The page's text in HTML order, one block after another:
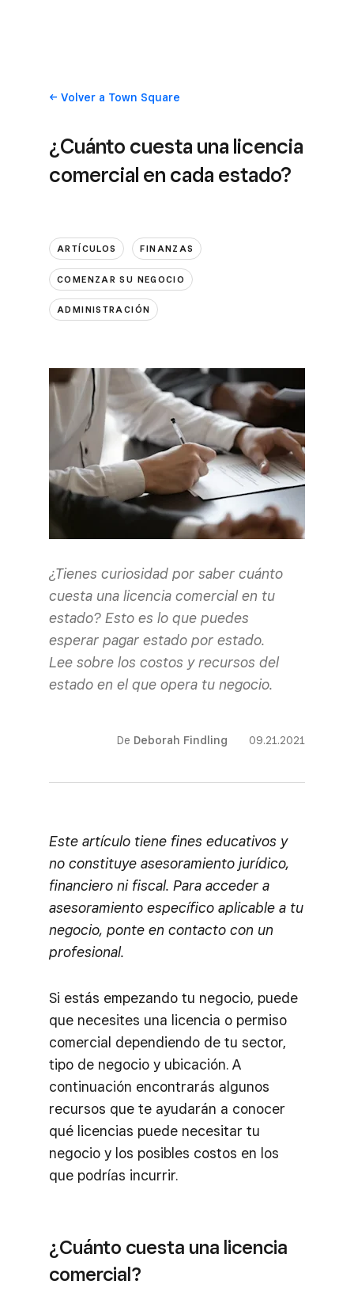
Volvera Town Square
¿Cuánto cuesta una licencia
comercial en cada estado?
ARTÍCULOS FINANZAS
COMENZAR SU NEGOCIO
ADMINISTRACIÓN
¿Tienes curiosidad por saber cuánto
cuesta una licencia comercial en tu
estado? Esto es lo que puedes
esperar pagar estado por estado.
Lee sobre los costos y recursos del
estado en el que opera tu negocio.
De Deborah Findling 09.21.2021
Este artículo tiene fines educativos y
no constituye asesoramiento jurídico,
financiero ni fiscal. Para acceder a
asesoramiento específico aplicable a tu
negocio, ponte en contacto con un
profesional.
Si estás empezando tu negocio, puede
que necesites una licencia o permiso
comercial dependiendo de tu sector,
tipo de negocio y ubicación. A
continuación encontrarás algunos
recursos que te ayudarán a conocer
qué licencias puede necesitar tu
negocio y los posibles costos en los
que podrías incurrir.
¿Cuánto cuesta una licencia
comercial?